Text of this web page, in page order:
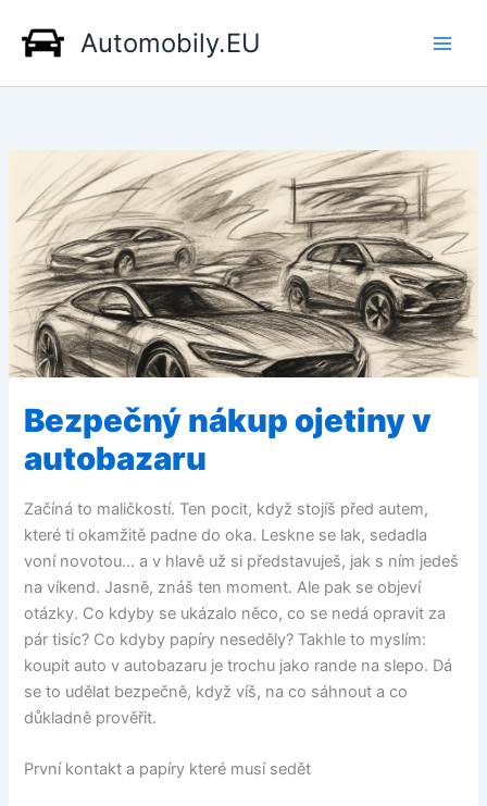
obsah
Automobily.EU
Bezpečný nákup ojetiny v
autobazaru
Začíná to maličkostí. Ten pocit, když stojíš před autem,
které ti okamžitě padne do oka. Leskne se lak, sedadla
voní novotou… a v hlavě už si představuješ, jak s ním jedeš
na víkend. Jasně, znáš ten moment. Ale pak se objeví
otázky. Co kdyby se ukázalo něco, co se nedá opravit za
pár tisíc? Co kdyby papíry neseděly? Takhle to myslím:
koupit auto v autobazaru je trochu jako rande na slepo. Dá
se to udělat bezpečně, když víš, na co sáhnout a co
důkladně prověřit.
První kontakt a papíry které musí sedět